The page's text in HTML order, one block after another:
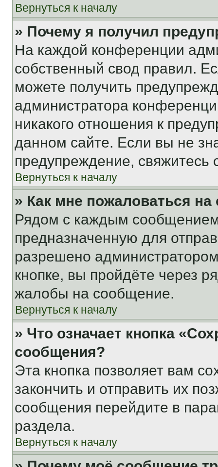
Вернуться к началу
» Почему я получил
На каждой конференции
собственный свод правил.
можете получить
администратора
никакого отношения к
данном сайте. Если вы не
предупреждение,
Вернуться к началу
» Как мне пожаловаться
Рядом с каждым сообщением
предназначенную для
разрешено
кнопке, вы пройдёте через
жалобы на сообщение.
Вернуться к началу
» Что означает кнопка
сообщения?
Эта кнопка позволяет вам
закончить и отправить их
сообщения перейдите в
раздела.
Вернуться к началу